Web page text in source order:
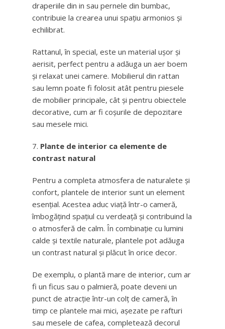
draperiile din in sau pernele din bumbac,
contribuie la crearea unui spațiu armonios și
echilibrat.
Rattanul, în special, este un material ușor și
aerisit, perfect pentru a adăuga un aer boem
și relaxat unei camere. Mobilierul din rattan
sau lemn poate fi folosit atât pentru piesele
de mobilier principale, cât și pentru obiectele
decorative, cum ar fi coșurile de depozitare
sau mesele mici.
Plante de interior ca elemente de
contrast natural
Pentru a completa atmosfera de naturalete și
confort, plantele de interior sunt un element
esențial. Acestea aduc viață într-o cameră,
îmbogățind spațiul cu verdeață și contribuind la
o atmosferă de calm. În combinație cu lumini
calde și textile naturale, plantele pot adăuga
un contrast natural și plăcut în orice decor.
De exemplu, o plantă mare de interior, cum ar
fi un ficus sau o palmieră, poate deveni un
punct de atracție într-un colț de cameră, în
timp ce plantele mai mici, așezate pe rafturi
sau mesele de cafea, completează decorul